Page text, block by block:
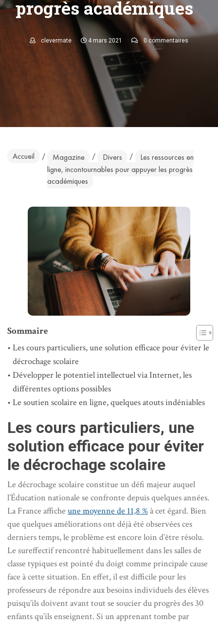
progrès académiques
clevermate 4 mars 2021 0 commentaires
Accueil / Magazine / Divers /
Les ressources en
ligne, incontournables pour appuyer les progrès
académiques
Sommaire
Les cours particuliers, une solution efficace pour éviter le
décrochage scolaire
Développer le potentiel intellectuel via Internet, les
différentes options possibles
Le soutien scolaire en ligne, quelques atouts indéniables
Les cours particuliers, une
solution efficace pour éviter
le décrochage scolaire
Le décrochage scolaire constitue un défi majeur auquel
l’Éducation nationale se confronte depuis quelques années.
La France affiche une moyenne de 11,8 %à cet égard. Bien
que quelques améliorations ont déjà été observées ces
derniers temps, le problème est encore loin d’être résolu.
Le sureffectif rencontré habituellement dans les salles de
classe typiques est pointé du doigt comme principale cause
face à cette situation. En effet, il est difficile pour les
professeurs de répondre aux besoins individuels des élèves
puisqu’ils doivent avant tout se soucier du progrès des 30
enfants qu’ils enseignent. Si un apprenant tombe par